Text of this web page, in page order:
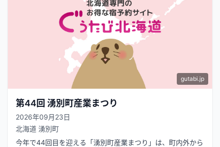
gutabi.jp
第44回 湧別町産業まつり
2026年09月23日
北海道 湧別町
今年で44回目を迎える「湧別町産業まつり」は、町内外から